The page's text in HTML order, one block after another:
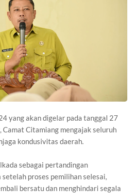
yang akan digelar pada tanggal 27
Camat Citamiang mengajak seluruh
kondusivitas daerah.
sebagai pertandingan
setelah proses pemilihan selesai,
bersatu dan menghindari segala